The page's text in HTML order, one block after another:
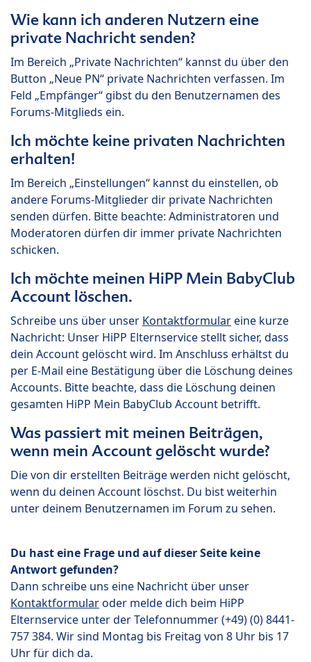
Wie kann ich anderen Nutzern eine
private Nachricht senden?
Im Bereich „Private Nachrichten“ kannst du über den
Button „Neue PN“ private Nachrichten verfassen. Im
Feld „Empfänger“ gibst du den Benutzernamen des
Forums-Mitglieds ein.
Ich möchte keine privaten Nachrichten
erhalten!
Im Bereich „Einstellungen“ kannst du einstellen, ob
andere Forums-Mitglieder dir private Nachrichten
senden dürfen. Bitte beachte: Administratoren und
Moderatoren dürfen dir immer private Nachrichten
schicken.
Ich möchte meinen HiPP Mein BabyClub
Account löschen.
Schreibe uns über unser Kontaktformulareine kurze
Nachricht: Unser HiPP Elternservice stellt sicher, dass
dein Account gelöscht wird. Im Anschluss erhältst du
per E-Mail eine Bestätigung über die Löschung deines
Accounts. Bitte beachte, dass die Löschung deinen
gesamten HiPP Mein BabyClub Account betrifft.
Was passiert mit meinen Beiträgen,
wenn mein Account gelöscht wurde?
Die von dir erstellten Beiträge werden nicht gelöscht,
wenn du deinen Account löschst. Du bist weiterhin
unter deinem Benutzernamen im Forum zu sehen.
Du hast eine Frage und auf dieser Seite keine
Antwort gefunden?
Dann schreibe uns eine Nachricht über unser
Kontaktformularoder melde dich beim HiPP
Elternservice unter der Telefonnummer (+49) (0) 8441-
757 384. Wir sind Montag bis Freitag von 8 Uhr bis 17
Uhr für dich da.